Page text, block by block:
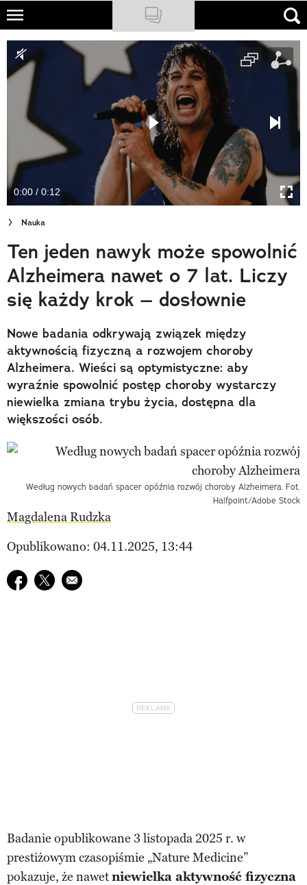
Skip
main
content
NATIONAL GEOGRAPHIC
TRAVELER
PODCASTY
Newsletter
Cuda Polski
Wielki Konkurs Fotograficzny
Trendbook Podróżniczy
Polecane
0:00 / 0:12
Nauka
Ten jeden nawyk może spowolnić
Alzheimera nawet o 7 lat. Liczy
się każdy krok – dosłownie
Nowe badania odkrywają związek między
aktywnością fizyczną a rozwojem choroby
Alzheimera. Wieści są optymistyczne: aby
wyraźnie spowolnić postęp choroby wystarczy
niewielka zmiana trybu życia, dostępna dla
większości osób.
Według nowych badań spacer opóźnia rozwój choroby Alzheimera. Fot.
Halfpoint/Adobe Stock
Magdalena Rudzka
Opublikowano: 04.11.2025, 13:44
Udostępnij na facebook
Udostępnij na twitter
E-mail do przyjaciela
Badanie opublikowane 3 listopada 2025 r. w
prestiżowym czasopiśmie „Nature Medicine”
pokazuje, że nawetniewielka aktywność fizyczna